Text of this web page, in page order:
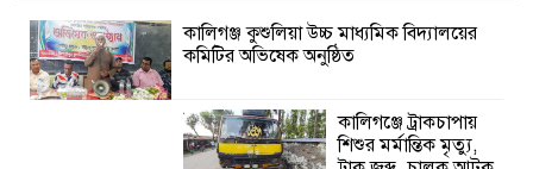
কালিগঞ্জ কুশুলিয়া উচ্চ মাধ্যমিক বিদ্যালয়ের
কমিটির অভিষেক অনুষ্ঠিত
কালিগঞ্জে ট্রাকচাপায়
শিশুর মর্মান্তিক মৃত্যু,